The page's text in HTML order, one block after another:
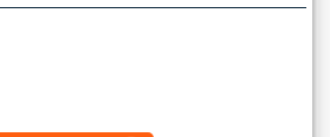
Rafraichisseur d'Air